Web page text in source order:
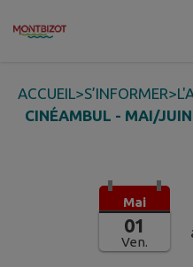
Contenu
ACCUEIL>S’INFORMER>
CINÉAMBUL - MAI/
Mai
01
Ven.